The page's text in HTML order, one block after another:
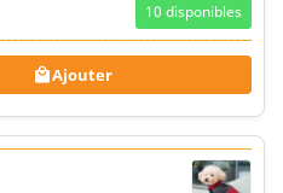
10 disponibles
Ajouter